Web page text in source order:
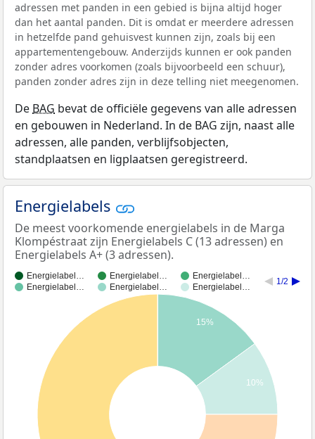
adressen met panden in een gebied is bijna altijd hoger
dan het aantal panden. Dit is omdat er meerdere adressen
in hetzelfde pand gehuisvest kunnen zijn, zoals bij een
appartementengebouw. Anderzijds kunnen er ook panden
zonder adres voorkomen (zoals bijvoorbeeld een schuur),
panden zonder adres zijn in deze telling niet meegenomen.
De BAG bevat de officiële gegevens van alle adressen
en gebouwen in Nederland. In de BAG zijn, naast alle
adressen, alle panden, verblijfsobjecten,
standplaatsen en ligplaatsen geregistreerd.
Energielabels
De meest voorkomende energielabels in de Marga
Klompéstraat zijn Energielabels C (13 adressen) en
Energielabels A+ (3 adressen).
Energielabel… Energielabel…
Energielabel…
Energielabel…
Energielabel… Energielabel…
1/2
15%
10%